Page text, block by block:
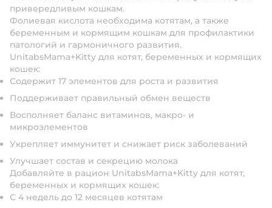
привередливым кошкам.
Фолиевая кислота необходима котятам, а также
беременным и кормящим кошкам для профилактики
патологий и гармоничного развития.
UnitabsMama+Kitty для котят, беременных и кормящих
кошек:
Содержит 17 элементов для роста и развития
Поддерживает правильный обмен веществ
Восполняет баланс витаминов, макро- и
микроэлементов
Укрепляет иммунитет и снижает риск заболеваний
Улучшает состав и секрецию молока
Добавляйте в рацион UnitabsMama+Kitty для котят,
беременных и кормящих кошек:
С 4 недель до 12 месяцев котятам